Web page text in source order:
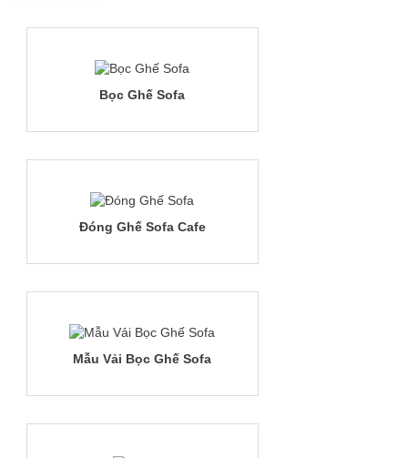
Bọc Ghế Sofa
Đóng Ghế Sofa Cafe
Mẫu Vải Bọc Ghế Sofa